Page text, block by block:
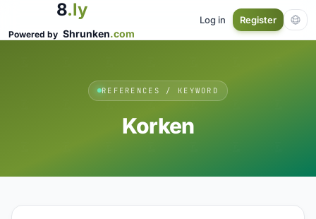
8.ly
Powered by Shrunken.com
Log in Register
REFERENCES / KEYWORD
Korken